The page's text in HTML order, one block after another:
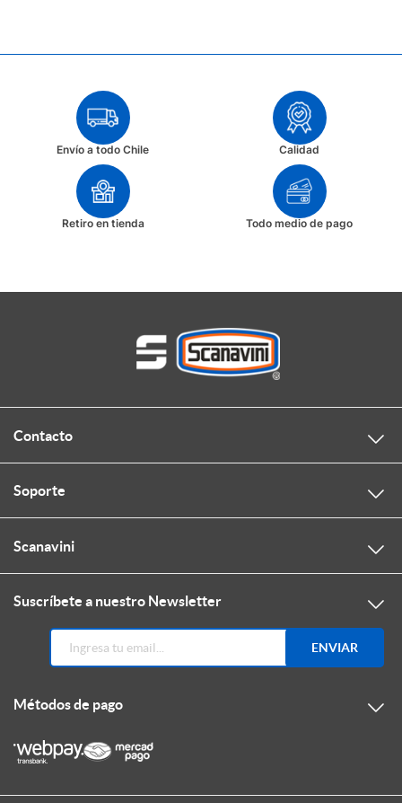
Envío a todo Chile Calidad
Retiro en tienda Todo medio de pago
Contacto
Soporte
Scanavini
Suscríbete a nuestro Newsletter
ENVIAR
Métodos de pago